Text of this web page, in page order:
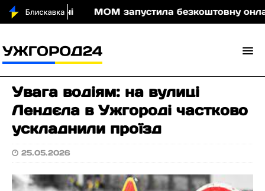
вночі МОМ запустила безкоштовну онлайн-
Увага водіям: на вулиці
Лендєла в Ужгороді частково
ускладнили проїзд
25.05.2026